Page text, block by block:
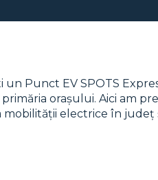
Punct EV SPOTS
orașului. Aici am
electrice în județ